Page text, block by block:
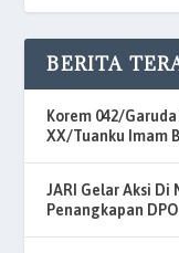
BERITA
Korem 042/
XX/Tuanku Imam
JARI Gelar Aksi Di
Penangkapan